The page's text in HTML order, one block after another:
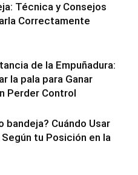
Técnica y Consejos
Correctamente
de la Empuñadura:
la pala para Ganar
Perder Control
bandeja? Cuándo Usar
Según tu Posición en la